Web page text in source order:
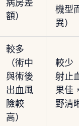
病房差
額）
機型
異）
較多
（術中
與術後
出血風
險較
高）
較少
射止
果佳
野清